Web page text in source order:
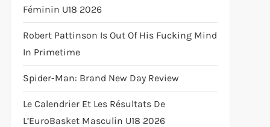
Féminin U18 2026
Robert Pattinson Is Out Of His Fucking Mind
In Primetime
Spider-Man: Brand New Day Review
Le Calendrier Et Les Résultats De
L’EuroBasket Masculin U18 2026